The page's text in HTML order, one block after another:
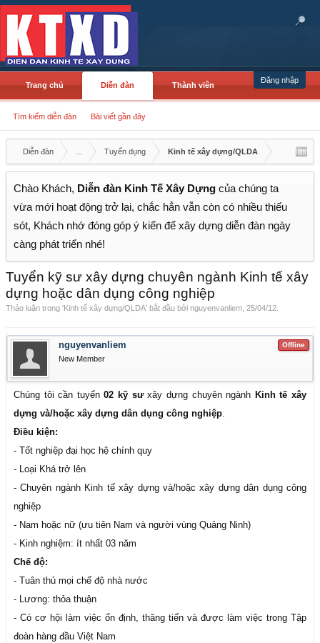
Đăng nhập
Trang chủ Diễn đàn
Tìm kiếm diễn đàn Bài viết gần đây
Thành viên
Diễn đàn Tuyển dụng Kinh tế xây dựng/QLDA
Chào Khách, Diễn đàn Kinh Tế Xây Dựng của chúng ta
vừa mới hoạt động trở lại, chắc hẳn vẫn còn có nhiều thiếu
sót, Khách nhớ đóng góp ý kiến để xây dựng diễn đàn ngày
càng phát triển nhé!
Tuyển kỹ sư xây dựng chuyên ngành Kinh tế xây
dựng hoặc dân dụng công nghiệp
Thảo luận trong 'Kinh tế xây dựng/QLDA' bắt đầu bởi nguyenvanliem 25/04/12
Offline
nguyenvanliem
New Member
Chúng tôi cần tuyển02 kỹ sưxây dựng chuyên ngành Kinh tế xây
dựng và/hoặc xây dựng dân dụng công nghiệp.
Điều kiện:
- Tốt nghiệp đại học hệ chính quy
- Loại Khá trở lên
- Chuyên ngành Kinh tế xây dựng và/hoặc xây dựng dân dụng công
nghiệp
- Nam hoặc nữ (ưu tiên Nam và người vùng Quảng Ninh)
- Kinh nghiệm: ít nhất 03 năm
Chế độ:
- Tuân thủ mọi chế độ nhà nước
- Lương: thỏa thuận
- Có cơ hội làm việc ổn định, thăng tiến và được làm việc trong Tập
đoàn hàng đầu Việt Nam